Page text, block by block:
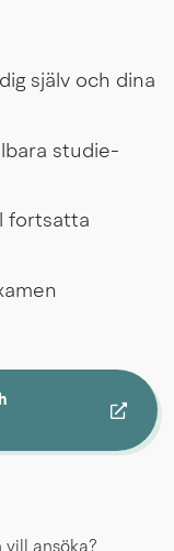
själv och dina
studie-
fortsatta
ansöka?